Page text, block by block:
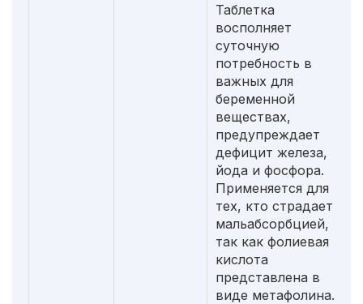
Таблетка
восполняет
суточную
потребность в
важных для
беременной
веществах,
предупреждает
дефицит железа,
йода и фосфора.
Применяется для
тех, кто страдает
мальабсорбцией,
так как фолиевая
кислота
представлена в
виде метафолина.